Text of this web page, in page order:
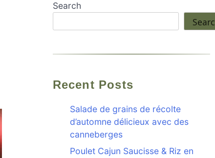
Search
Recent Posts
Salade de grains de récolte
d’automne délicieux avec des
canneberges
Poulet Cajun Saucisse & Riz en